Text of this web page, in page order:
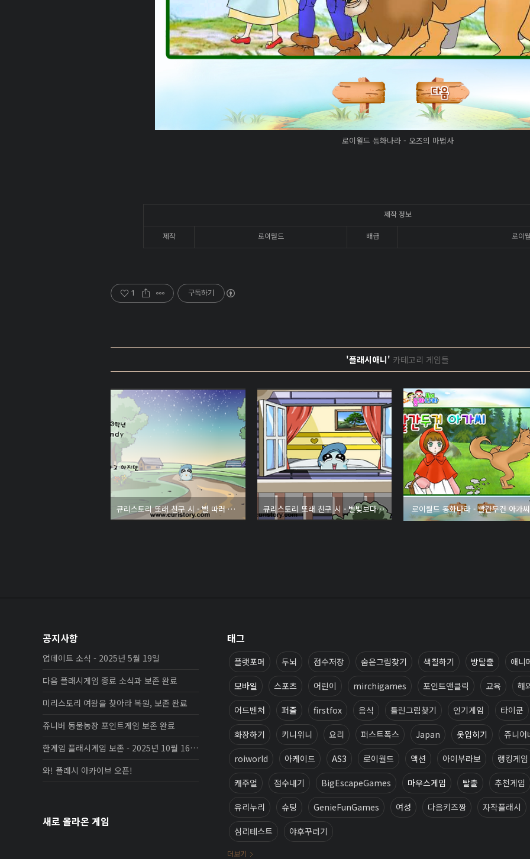
로이월드 동화나라 - 오즈의 마법사
제작 정보
제작 로이월드 배급 로이
1 구독하기
'플래시애니' 카테고리 게임들
큐리스토리 또래 친구 시 - 별 따러 가요 큐리스토리 또래 친구 시 - 별빛보다 귀한 웃음 로이월드 동화나라 - 빨간두건 아가씨
공지사항
업데이트 소식 - 2025년 5월 19일
다음 플래시게임 종료 소식과 보존 완료
미리스토리 여왕을 찾아라 복원, 보존 완료
쥬니버 동물농장 포인트게임 보존 완료
한게임 플래시게임 보존 - 2025년 10월 16일 업데이트
와! 플래시 아카이브 오픈!
새로 올라온 게임
태그
플랫포머 두뇌 점수저장 숨은그림찾기 색칠하기 방탈출 애니
모바일 스포츠 어린이 mirchigames 포인트앤클릭 교육 해
어드벤처 퍼즐 firstfox 음식 틀린그림찾기 인기게임 타이쿤
화장하기 키니위니 요리 퍼스트폭스 Japan 옷입히기 쥬니어
roiworld 아케이드 AS3 로이월드 액션 아이부라보 랭킹게임
캐주얼 점수내기 BigEscapeGames 마우스게임 탈출 추천게임
유리누리 슈팅 GenieFunGames 여성 다음키즈짱 자작플래시
심리테스트 야후꾸러기
더보기